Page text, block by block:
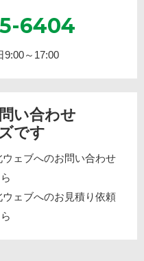
6404
9:00～17:00
い合わせ
です